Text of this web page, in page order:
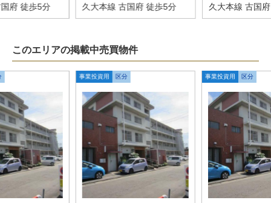
府 徒歩5分
久大本線 古国府 徒歩5分
久大本線 古国
このエリアの掲載中売買物件
事業投資用 区分 事業投資用 区分